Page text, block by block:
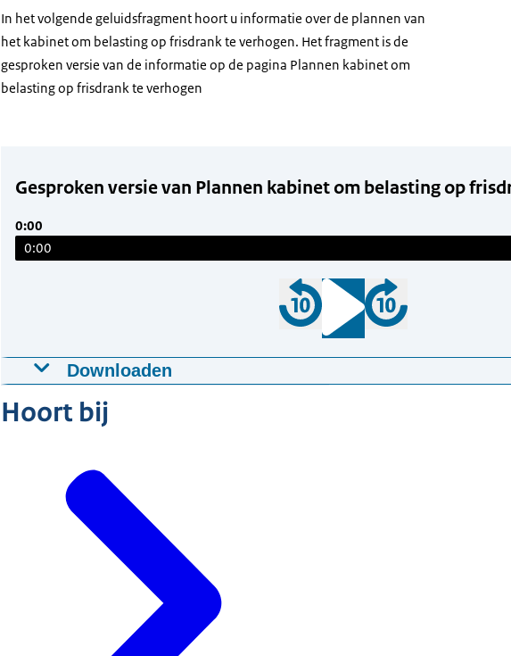
In het volgende geluidsfragment hoort u informatie over de plannen van
het kabinet om belasting op frisdrank te verhogen. Het fragment is de
gesproken versie van de informatie op de pagina Plannen kabinet om
belasting op frisdrank te verhogen
Gesproken versie van Plannen kabinet om belasting op
0:00
0:00
Downloaden
22-09-2022
Hoort bij